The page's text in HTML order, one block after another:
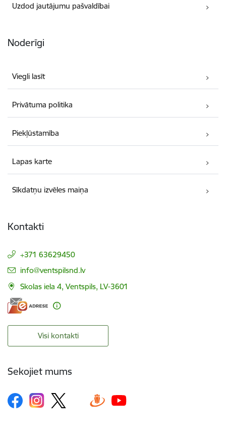
Uzdod jautājumu pašvaldībai
Noderīgi
Viegli lasīt
Privātuma politika
Piekļūstamība
Lapas karte
Sīkdatņu izvēles maiņa
Kontakti
+371 63629450
E-pasts:
info@ventspilsnd.lv
Skolas iela 4, Ventspils, LV-3601
Visi kontakti
Sekojiet mums